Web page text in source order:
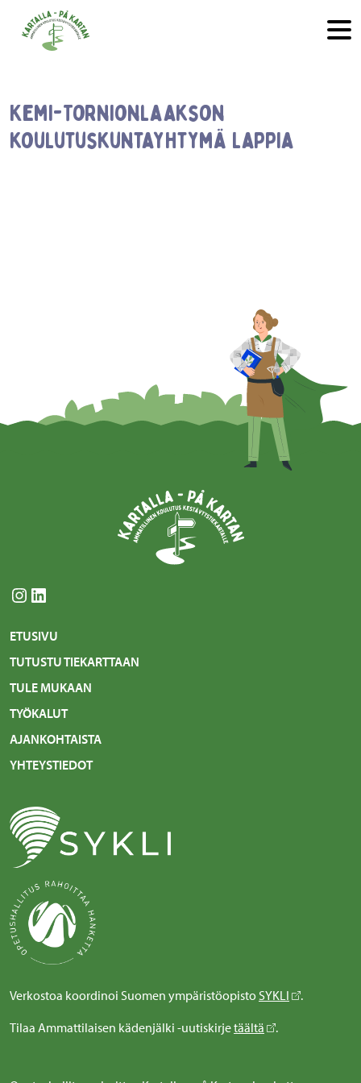
Hyppää sisältöön
Kemi-Tornionlaakson
koulutuskuntayhtymä Lappia
Instagram LinkedIn
ETUSIVU
TUTUSTU TIEKARTTAAN
TULE MUKAAN
TYÖKALUT
AJANKOHTAISTA
YHTEYSTIEDOT
Verkostoa koordinoi Suomen ympäristöopisto SYKLI
.
Tilaa Ammattilaisen kädenjälki -uutiskirjetäältä .